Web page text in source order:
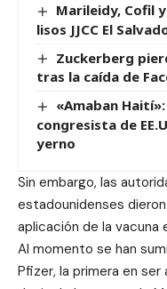
Marileidy, Cofil
lisos JJCC El
Zuckerberg
tras la caída de
«Amaban
congresista de
yerno
Sin embargo, las
estadounidenses dier
aplicación de la vacuna
Al momento se han
Pfizer, la primera en ser